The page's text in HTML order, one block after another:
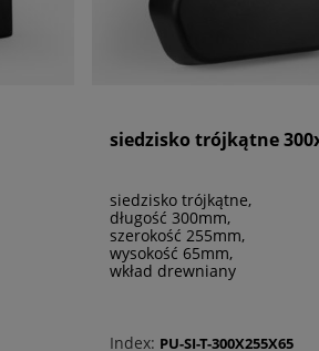
Od najstarszych
siedzisko trójkątne
siedzisko trójkątne,
długość 300mm,
szerokość 255mm,
wysokość 65mm,
wkład drewniany
Index: PU-SI-T-300X255X65